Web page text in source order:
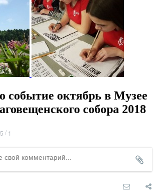
событие октябрь в Музее
собора 2018
5 / 1